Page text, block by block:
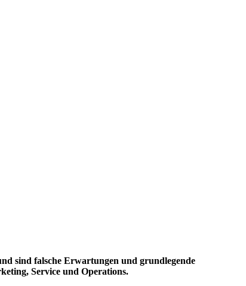
sind falsche Erwartungen und grundlegende
Service und Operations.